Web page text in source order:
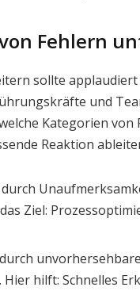
Fehlern
sollte
und
Kategorien von
Reaktion
Ziel:
hilft: Schnelles